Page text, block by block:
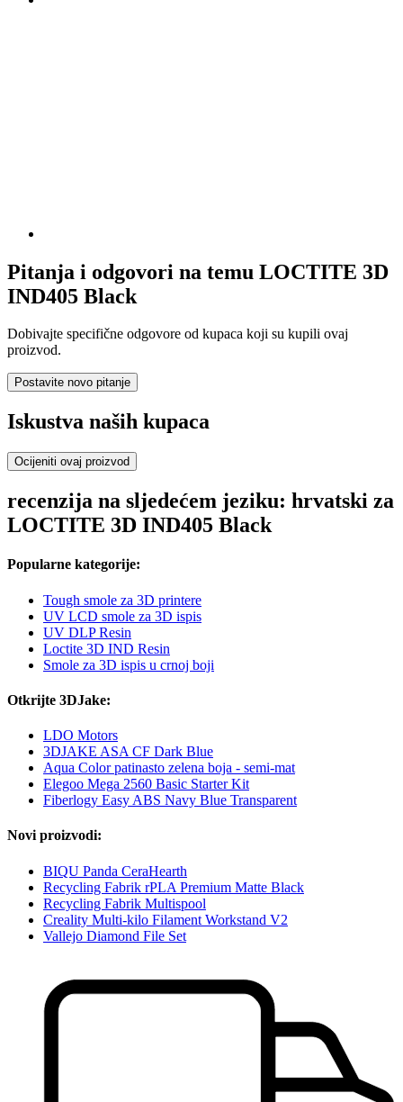
Pitanja i odgovori na temu LOCTITE 3D
IND405 Black
Dobivajte specifične odgovore od kupaca koji su kupili ovaj
proizvod.
Postavite novo pitanje
Iskustva naših kupaca
Ocijeniti ovaj proizvod
recenzija na sljedećem jeziku: hrvatski za
LOCTITE 3D IND405 Black
Popularne kategorije:
Tough smole za 3D printere
UV LCD smole za 3D ispis
UV DLP Resin
Loctite 3D IND Resin
Smole za 3D ispis u crnoj boji
Otkrijte 3DJake:
LDO Motors
3DJAKE ASA CF Dark Blue
Aqua Color patinasto zelena boja - semi-mat
Elegoo Mega 2560 Basic Starter Kit
Fiberlogy Easy ABS Navy Blue Transparent
Novi proizvodi:
BIQU Panda CeraHearth
Recycling Fabrik rPLA Premium Matte Black
Recycling Fabrik Multispool
Creality Multi-kilo Filament Workstand V2
Vallejo Diamond File Set